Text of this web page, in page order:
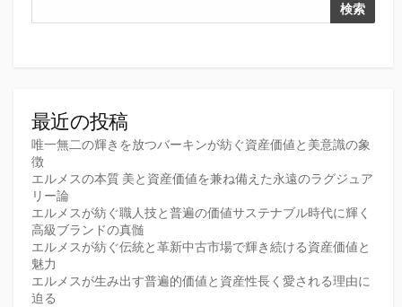
検索
最近の投稿
唯一無二の輝きを放つバーキンが紡ぐ資産価値と美意識の象
徴
エルメスの本質 美と資産価値を兼ね備えた永遠のラグジュア
リー論
エルメスが紡ぐ職人技と普遍の価値サステナブル時代に輝く
高級ブランドの真髄
エルメスが紡ぐ伝統と革新中古市場で輝き続ける資産価値と
魅力
エルメスが生み出す普遍的価値と資産性長く愛される理由に
迫る